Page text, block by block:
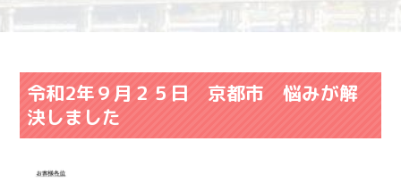
令和2年９月２５日 京都市 悩みが解
決しました